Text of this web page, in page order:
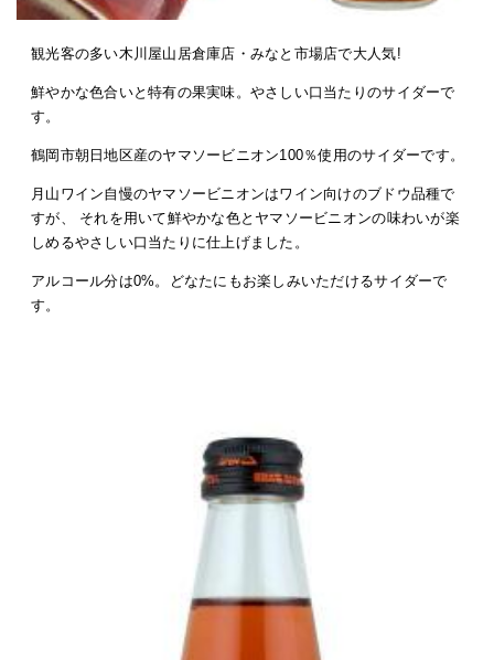
観光客の多い木川屋山居倉庫店・みなと市場店で大人気!
鮮やかな色合いと特有の果実味。やさしい口当たりのサイダーで
す。
鶴岡市朝日地区産のヤマソービニオン100％使用のサイダーです。
月山ワイン自慢のヤマソービニオンはワイン向けのブドウ品種で
すが、 それを用いて鮮やかな色とヤマソービニオンの味わいが楽
しめるやさしい口当たりに仕上げました。
アルコール分は0%。どなたにもお楽しみいただけるサイダーで
す。